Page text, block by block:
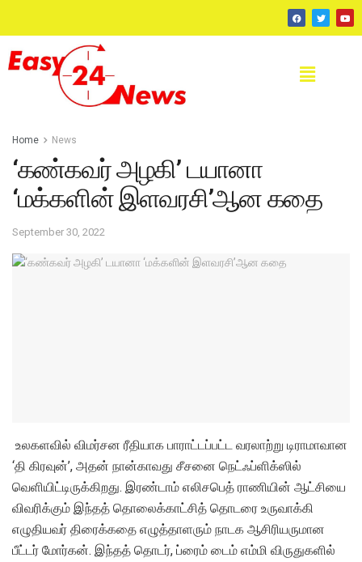
Home News
‘கண்கவர் அழகி’ டயானா
‘மக்களின் இளவரசி’ஆன கதை
September 30, 2022
உலகளவில் விமர்சன ரீதியாக பாராட்டப்பட்ட வரலாற்று டிராமாவான
‘தி கிரவுன்’, அதன் நான்காவது சீசனை நெட்ஃப்ளிக்ஸில்
வெளியிட்டிருக்கிறது. இரண்டாம் எலிசபெத் ராணியின் ஆட்சியை
விவரிக்கும் இந்தத் தொலைக்காட்சித் தொடரை உருவாக்கி
எழுதியவர் திரைக்கதை எழுத்தாளரும் நாடக ஆசிரியருமான
பீட்டர் மோர்கன். இந்தத் தொடர், ப்ரைம் டைம் எம்மி விருதுகளில்